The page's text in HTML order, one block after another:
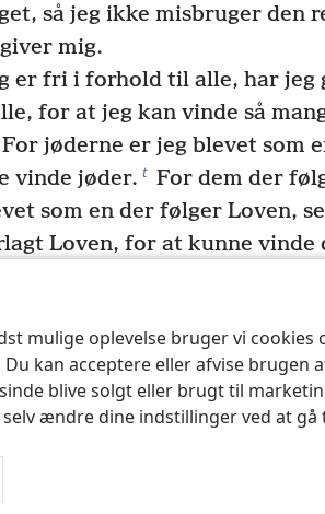
mulige oplevelse bruger vi
kan acceptere eller afvise
blive solgt eller brugt til
selv ændre dine indstillinger ved at gå
så jeg ikke misbruger den
mig.
er fri i forhold til alle, har jeg
for at jeg kan vinde så
For jøderne er jeg blevet som
vinde jøder. t For dem der
som en der følger Loven,
Loven, for at kunne vinde
jeg blevet som en der ikke er
v – selvom jeg naturligvis er
Kristus’ lov w – for at
er underlagt Loven. 22 For
er jeg blevet alt, for
kan, for i hvert fald at frelse